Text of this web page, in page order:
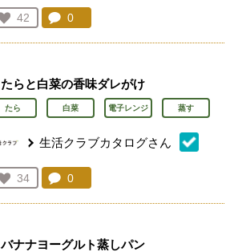
お気に入り登録：
42
人が登録
コメント：
0
たらと白菜の香味ダレがけ
たら 白菜 電子レンジ 蒸す
生活クラブカタログさん
お気に入り登録：
34
人が登録
コメント：
0
バナナヨーグルト蒸しパン